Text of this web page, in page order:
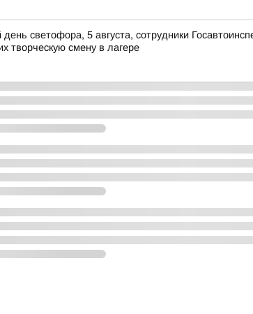
светофора, 5 августа, сотрудники
творческую смену в лагере